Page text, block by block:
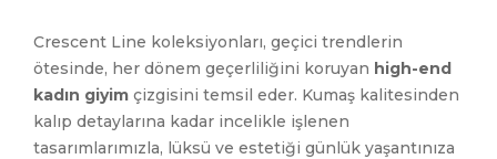
Crescent Line koleksiyonları, geçici trendlerin
ötesinde, her dönem geçerliliğini koruyan high-end
kadın giyim çizgisini temsil eder. Kumaş kalitesinden
kalıp detaylarına kadar incelikle işlenen
tasarımlarımızla, lüksü ve estetiği günlük yaşantınıza